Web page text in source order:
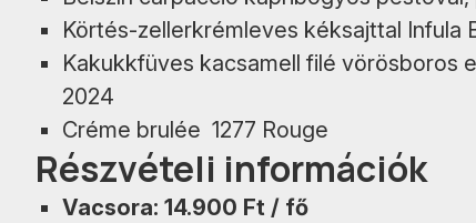
Körtés-zellerkrémleves kéksajttal Infula
Kakukkfüves kacsamell filé vörösboros
2024
Créme brulée 1277 Rouge
Részvételi információk
Vacsora: 14.900 Ft / fő